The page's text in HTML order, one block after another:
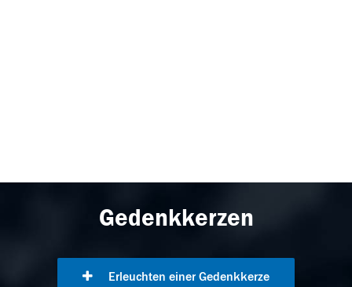
Gedenkkerzen
Erleuchten einer Gedenkkerze